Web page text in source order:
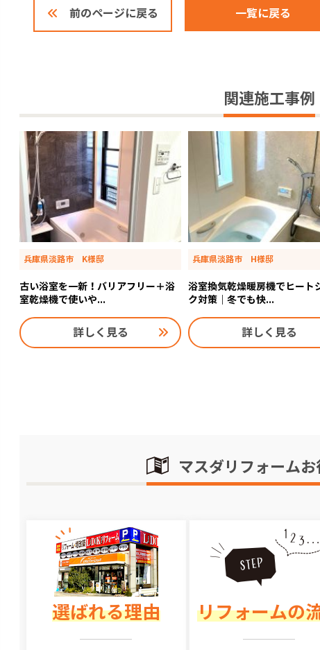
前のページに戻る 一覧に戻る
関連施工事例
兵庫県淡路市 K様邸
古い浴室を一新！バリアフリー＋浴
室乾燥機で使いや...
詳しく見る
兵庫県淡路市 H様邸
浴室換気乾燥暖房機でヒート
ク対策｜冬でも快...
詳しく見る
マスダリフォーム
選ばれる理由 リフォームの